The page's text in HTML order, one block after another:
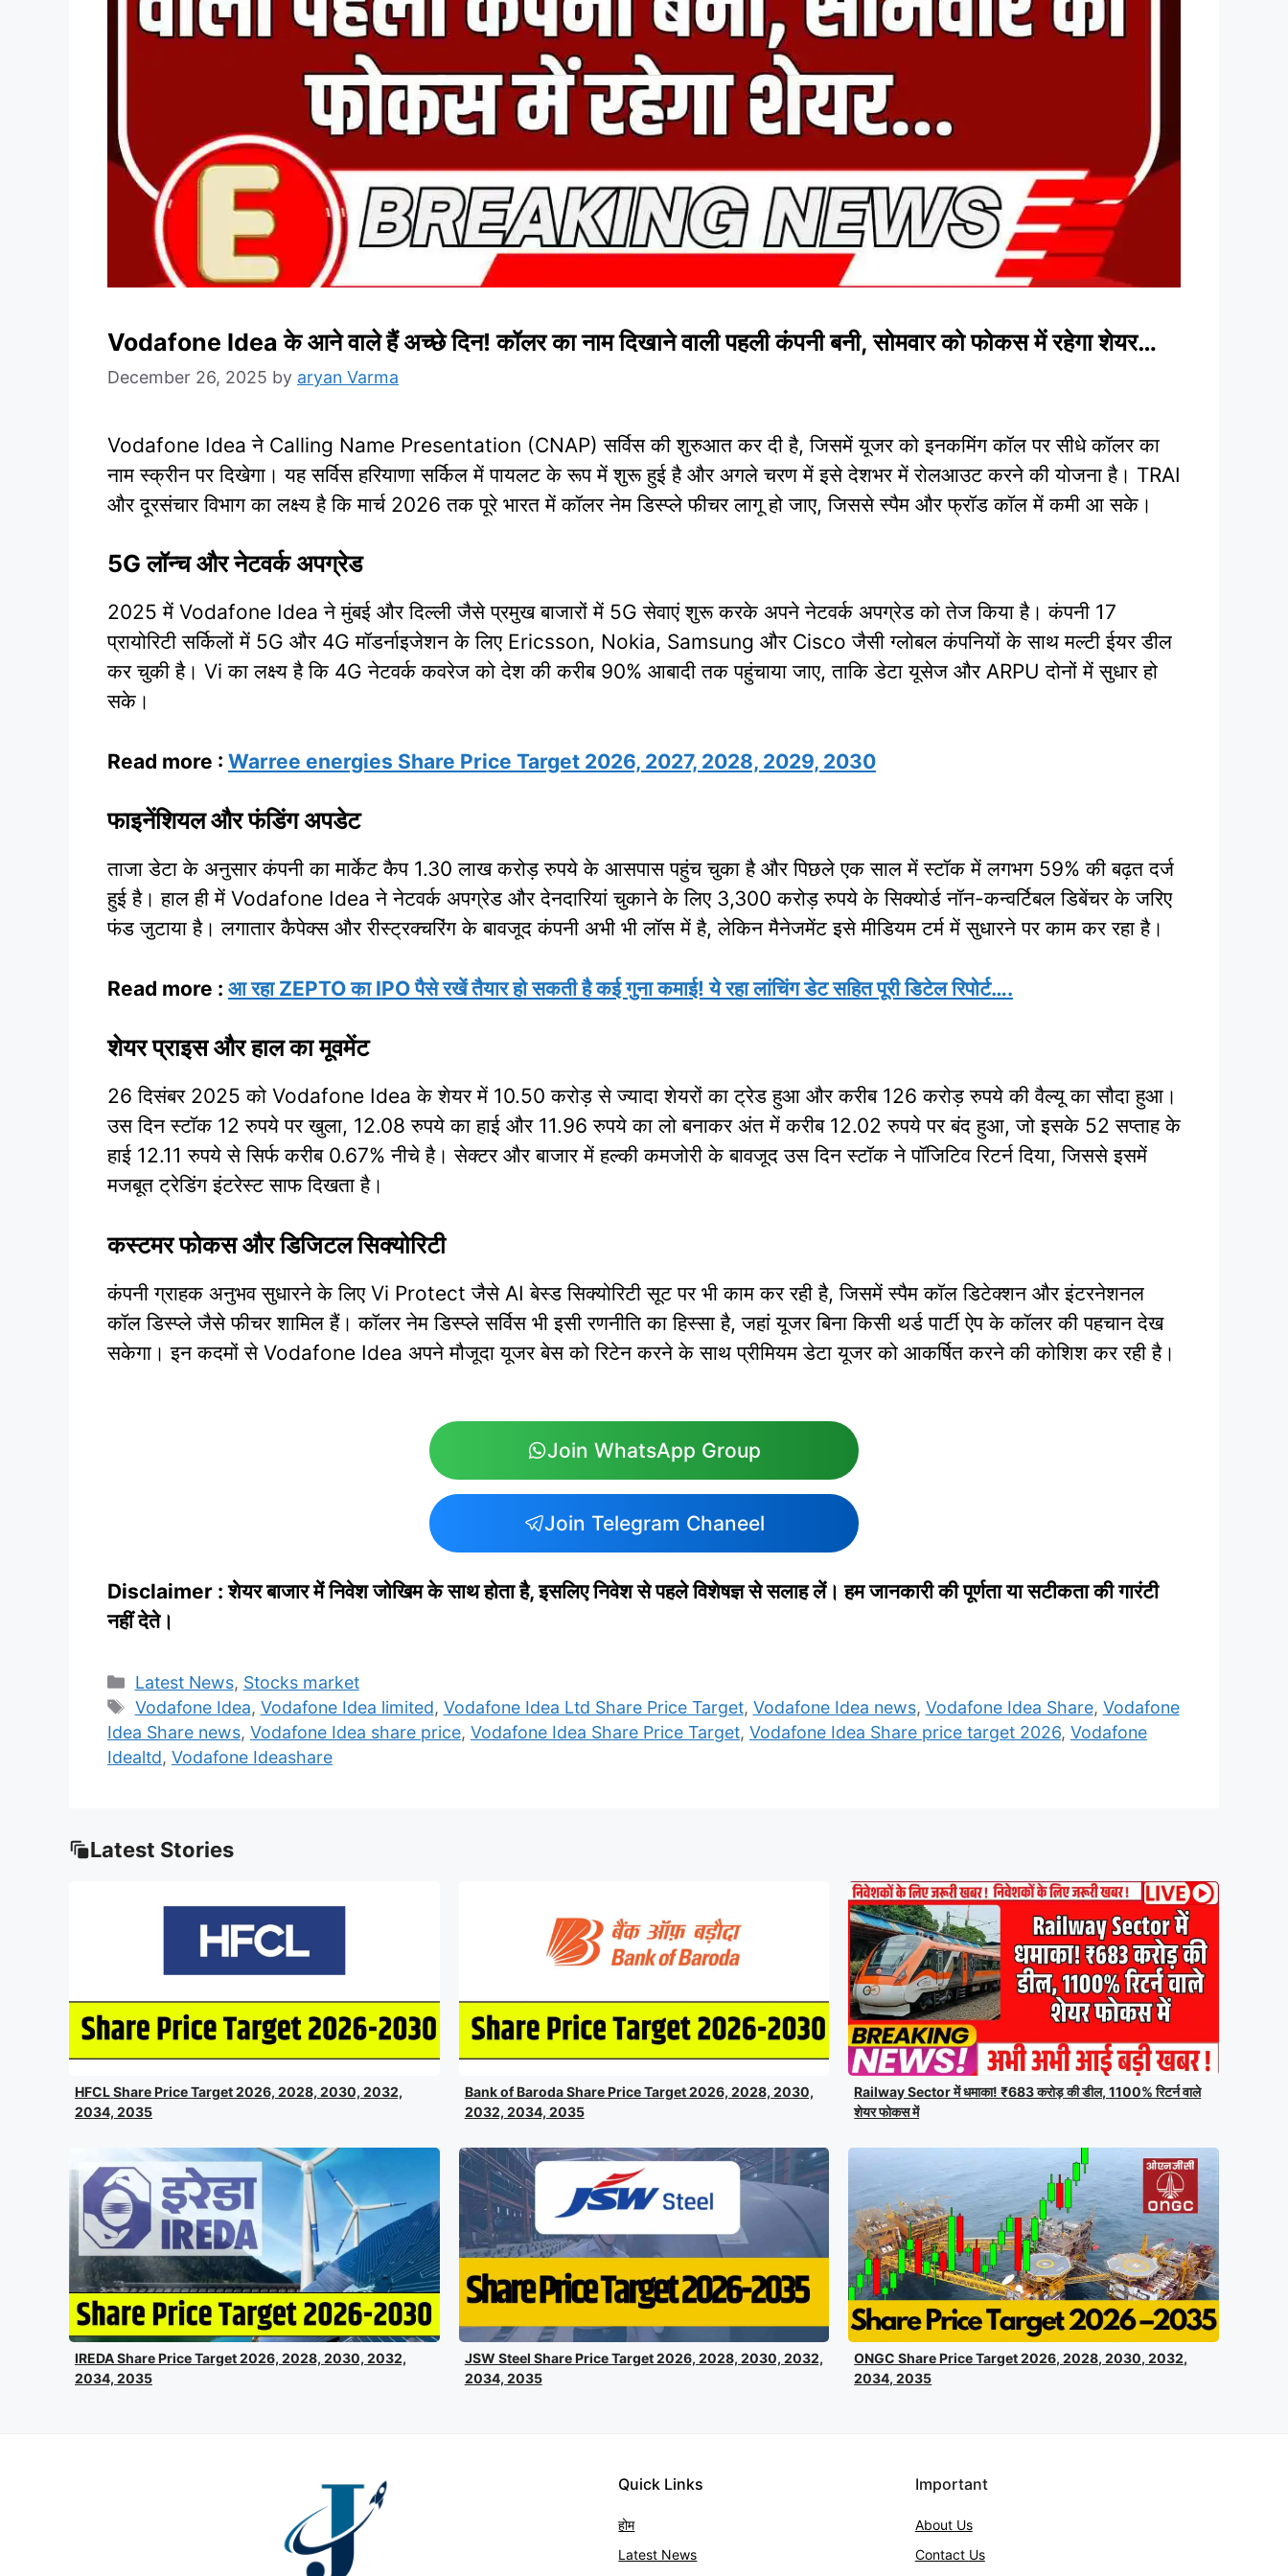
Vodafone Idea के आने वाले हैं अच्छे दिन! कॉलर का नाम दिखाने वाली पहली कंपनी बनी, सोमवार को फोकस में रहेगा शेयर…
December 26, 2025 by aryan Varma
Vodafone Idea ने Calling Name Presentation (CNAP) सर्विस की शुरुआत कर दी है, जिसमें यूजर को इनकमिंग कॉल पर सीधे कॉलर का
नाम स्क्रीन पर दिखेगा। यह सर्विस हरियाणा सर्किल में पायलट के रूप में शुरू हुई है और अगले चरण में इसे देशभर में रोलआउट करने की योजना है। TRAI
और दूरसंचार विभाग का लक्ष्य है कि मार्च 2026 तक पूरे भारत में कॉलर नेम डिस्प्ले फीचर लागू हो जाए, जिससे स्पैम और फ्रॉड कॉल में कमी आ सके।
5G लॉन्च और नेटवर्क अपग्रेड
2025 में Vodafone Idea ने मुंबई और दिल्ली जैसे प्रमुख बाजारों में 5G सेवाएं शुरू करके अपने नेटवर्क अपग्रेड को तेज किया है। कंपनी 17
प्रायोरिटी सर्किलों में 5G और 4G मॉडर्नाइजेशन के लिए Ericsson, Nokia, Samsung और Cisco जैसी ग्लोबल कंपनियों के साथ मल्टी ईयर डील
कर चुकी है। Vi का लक्ष्य है कि 4G नेटवर्क कवरेज को देश की करीब 90% आबादी तक पहुंचाया जाए, ताकि डेटा यूसेज और ARPU दोनों में सुधार हो
सके।
Read more : Warree energies Share Price Target 2026, 2027, 2028, 2029, 2030
फाइनेंशियल और फंडिंग अपडेट
ताजा डेटा के अनुसार कंपनी का मार्केट कैप 1.30 लाख करोड़ रुपये के आसपास पहुंच चुका है और पिछले एक साल में स्टॉक में लगभग 59% की बढ़त दर्ज
हुई है। हाल ही में Vodafone Idea ने नेटवर्क अपग्रेड और देनदारियां चुकाने के लिए 3,300 करोड़ रुपये के सिक्योर्ड नॉन-कन्वर्टिबल डिबेंचर के जरिए
फंड जुटाया है। लगातार कैपेक्स और रीस्ट्रक्चरिंग के बावजूद कंपनी अभी भी लॉस में है, लेकिन मैनेजमेंट इसे मीडियम टर्म में सुधारने पर काम कर रहा है।
Read more : आ रहा ZEPTO का IPO पैसे रखें तैयार हो सकती है कई गुना कमाई! ये रहा लांचिंग डेट सहित पूरी डिटेल रिपोर्ट….
शेयर प्राइस और हाल का मूवमेंट
26 दिसंबर 2025 को Vodafone Idea के शेयर में 10.50 करोड़ से ज्यादा शेयरों का ट्रेड हुआ और करीब 126 करोड़ रुपये की वैल्यू का सौदा हुआ।
उस दिन स्टॉक 12 रुपये पर खुला, 12.08 रुपये का हाई और 11.96 रुपये का लो बनाकर अंत में करीब 12.02 रुपये पर बंद हुआ, जो इसके 52 सप्ताह के
हाई 12.11 रुपये से सिर्फ करीब 0.67% नीचे है। सेक्टर और बाजार में हल्की कमजोरी के बावजूद उस दिन स्टॉक ने पॉजिटिव रिटर्न दिया, जिससे इसमें
मजबूत ट्रेडिंग इंटरेस्ट साफ दिखता है।
कस्टमर फोकस और डिजिटल सिक्योरिटी
कंपनी ग्राहक अनुभव सुधारने के लिए Vi Protect जैसे AI बेस्ड सिक्योरिटी सूट पर भी काम कर रही है, जिसमें स्पैम कॉल डिटेक्शन और इंटरनेशनल
कॉल डिस्प्ले जैसे फीचर शामिल हैं। कॉलर नेम डिस्प्ले सर्विस भी इसी रणनीति का हिस्सा है, जहां यूजर बिना किसी थर्ड पार्टी ऐप के कॉलर की पहचान देख
सकेगा। इन कदमों से Vodafone Idea अपने मौजूदा यूजर बेस को रिटेन करने के साथ प्रीमियम डेटा यूजर को आकर्षित करने की कोशिश कर रही है।
Join WhatsApp Group
Join Telegram Chaneel
Disclaimer : शेयर बाजार में निवेश जोखिम के साथ होता है, इसलिए निवेश से पहले विशेषज्ञ से सलाह लें। हम जानकारी की पूर्णता या सटीकता की गारंटी
नहीं देते।
Categories
Latest News, Stocks market
Tags
Vodafone Idea, Vodafone Idea limited, Vodafone Idea Ltd Share Price Target, Vodafone Idea news, Vodafone Idea Share, Vodafone
Idea Share news, Vodafone Idea share price, Vodafone Idea Share Price Target, Vodafone Idea Share price target 2026, Vodafone
Idealtd, Vodafone Ideashare
Latest Stories
HFCL Share Price Target 2026, 2028, 2030, 2032,
2034, 2035
Bank of Baroda Share Price Target 2026, 2028, 2030,
2032, 2034, 2035
Railway Sector में धमाका! ₹683 करोड़ की डील, 1100% रिटर्न वाले
शेयर फोकस में
IREDA Share Price Target 2026, 2028, 2030, 2032,
2034, 2035
JSW Steel Share Price Target 2026, 2028, 2030, 2032,
2034, 2035
ONGC Share Price Target 2026, 2028, 2030, 2032,
2034, 2035
Quick Links
होम
Latest News
Important
About Us
Contact Us